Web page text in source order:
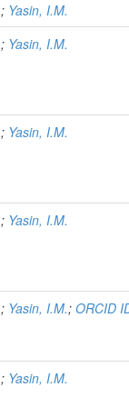
; Yasin, I.M.
; Yasin, I.M.
; Yasin, I.M.
; Yasin, I.M.
; Yasin, I.M.; ORCID
; Yasin, I.M.